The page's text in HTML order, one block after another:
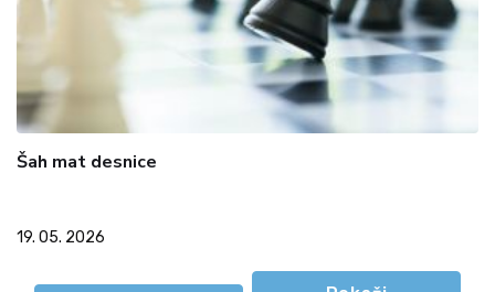
Šah mat desnice
19. 05. 2026